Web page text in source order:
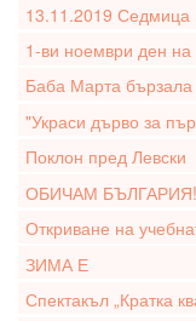
13.11.2019 Седмица
1-ви ноември ден на
Баба Марта бързала
"Украси дърво за
Поклон пред Левски
ОБИЧАМ БЪЛГАРИЯ!
Откриване на
ЗИМА Е
Спектакъл „Кратка